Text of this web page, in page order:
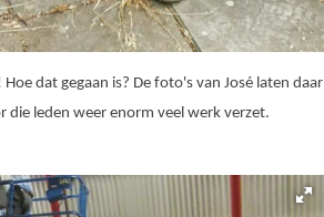
dat gegaan is? De foto's van José laten daar
die leden weer enorm veel werk verzet.